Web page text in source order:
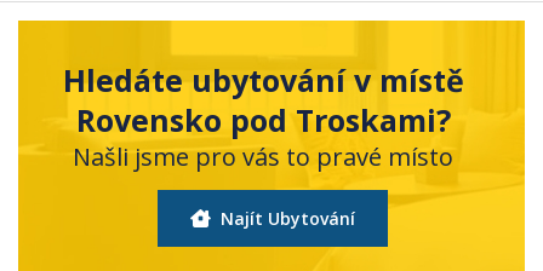
Hledáte ubytování v místě
Rovensko pod Troskami?
Našli jsme pro vás to pravé místo
Najít Ubytování